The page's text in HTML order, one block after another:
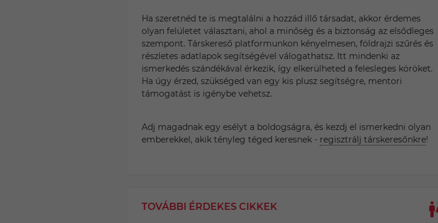
Ha szeretnéd te is megtalálni a hozzád illő társadat, akkor érdemes
olyan felületet választani, ahol a minőség és a biztonság az elsődleges
szempont. Társkereső platformunkon kényelmesen, földrajzi szűrés és
részletes adatlapok segítségével válogathatsz. Itt mindenki az
ismerkedés szándékával érkezik, így elkerülheted a felesleges köröket.
Ha úgy érzed, szükséged van egy kis plusz segítségre, mentori
támogatást is igénybe vehetsz.
Adj magadnak egy esélyt a boldogságra, és kezdj el ismerkedni olyan
emberekkel, akik tényleg téged keresnek - regisztrálj társkeresőnkre!
TOVÁBBI ÉRDEKES CIKKEK